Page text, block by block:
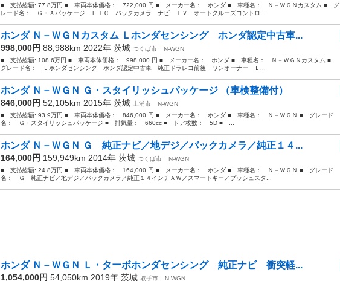
■ 支払総額: 77.8万円 ■ 車両本体価格： 722,000 円 ■ メーカー名： ホンダ ■ 車種名： Ｎ－ＷＧＮカスタム ■ グ
レード名： Ｇ・Ａパッケージ ＥＴＣ バックカメラ ナビ ＴＶ オートクルーズコントロ...
ホンダ Ｎ－ＷＧＮカスタム Ｌホンダセンシング ホンダ認定中古車...
998,000円 88,988km 2022年 茨城 つくば市
N-WGN
■ 支払総額: 108.6万円 ■ 車両本体価格： 998,000 円 ■ メーカー名： ホンダ ■ 車種名： Ｎ－ＷＧＮカスタム ■
グレード名： Ｌホンダセンシング ホンダ認定中古車 純正ドラレコ前後 ワンオーナー Ｌ...
ホンダ Ｎ－ＷＧＮ Ｇ・スタイリッシュパッケージ （車検整備付）
846,000円 52,105km 2015年 茨城 土浦市
N-WGN
■ 支払総額: 93.9万円 ■ 車両本体価格： 846,000 円 ■ メーカー名： ホンダ ■ 車種名： Ｎ－ＷＧＮ ■ グレード
名： Ｇ・スタイリッシュパッケージ ■ 排気量： 660cc ■ ドア枚数： 5D ■ ...
ホンダ Ｎ－ＷＧＮ Ｇ 純正ナビ／地デジ／バックカメラ／純正１４...
164,000円 159,949km 2014年 茨城 つくば市
N-WGN
■ 支払総額: 24.8万円 ■ 車両本体価格： 164,000 円 ■ メーカー名： ホンダ ■ 車種名： Ｎ－ＷＧＮ ■ グレード
名： Ｇ 純正ナビ／地デジ／バックカメラ／純正１４インチＡＷ／スマートキー／プッシュスタ...
ホンダ Ｎ－ＷＧＮ Ｌ・ターボホンダセンシング 純正ナビ 衝突軽...
1,054,000円 54,050km 2019年 茨城 取手市 N-WGN